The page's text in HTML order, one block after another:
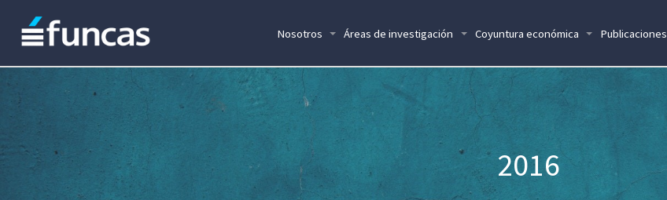
Nosotros Áreas de investigación Coyuntura económica Publicaciones
2016